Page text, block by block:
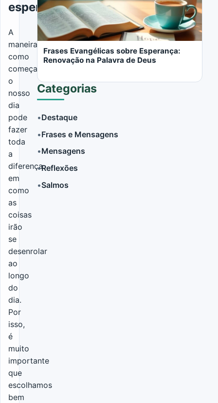
esperança
A
maneira
como
começamos
o
nosso
dia
pode
fazer
toda
a
diferença
em
como
as
coisas
irão
se
desenrolar
ao
longo
do
dia.
Por
isso,
é
muito
importante
que
escolhamos
bem
LER MAIS
Frases Evangélicas sobre Esperança:
Renovação na Palavra de Deus
LER MAIS
Categorias
•Destaque
•Frases e Mensagens
•Mensagens
•Reflexões
•Salmos